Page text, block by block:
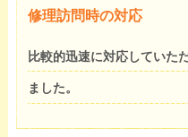
修理訪問時の対応
比較的迅速に対応していた
ました。